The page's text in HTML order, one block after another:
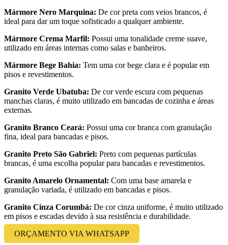
Mármore Nero Marquina: De cor preta com veios brancos, é
ideal para dar um toque sofisticado a qualquer ambiente.
Mármore Crema Marfil: Possui uma tonalidade creme suave,
utilizado em áreas internas como salas e banheiros.
Mármore Bege Bahia: Tem uma cor bege clara e é popular em
pisos e revestimentos.
Granito Verde Ubatuba: De cor verde escura com pequenas
manchas claras, é muito utilizado em bancadas de cozinha e áreas
externas.
Granito Branco Ceará: Possui uma cor branca com granulação
fina, ideal para bancadas e pisos.
Granito Preto São Gabriel: Preto com pequenas partículas
brancas, é uma escolha popular para bancadas e revestimentos.
Granito Amarelo Ornamental: Com uma base amarela e
granulação variada, é utilizado em bancadas e pisos.
Granito Cinza Corumbá: De cor cinza uniforme, é muito utilizado
em pisos e escadas devido à sua resistência e durabilidade.
ORÇAMENTO VIA WHATSAPP